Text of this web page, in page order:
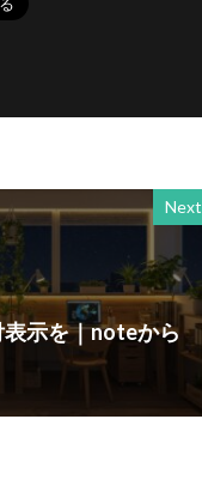
Next
示を｜noteから